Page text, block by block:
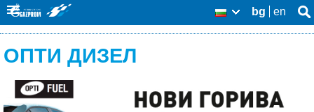
to
main
bg
en
BG
u
ОПТИ ДИЗЕЛ